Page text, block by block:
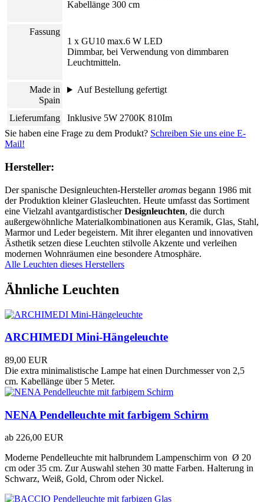
Kabellänge 300 cm
Fassung
1 x GU10 max.6 W LED
Dimmbar, bei Verwendung von dimmbaren
Leuchtmitteln.
Made in
Spain
Auf Bestellung gefertigt
Lieferumfang
Inklusive 5W 2700K 810Im
Sie haben eine Frage zu dem Produkt? Schreiben Sie uns eine E-
Mail!
Hersteller:
Der spanische Designleuchten-Herstelleraromas begann 1986 mit
der Produktion kleiner Glasleuchten. Heute umfasst das Sortiment
eine Vielzahl avantgardistischerDesignleuchten, die durch
außergewöhnliche Materialkombinationen aus Keramik, Glas, Stahl,
Marmor und Leder begeistern. Mit ihrer eleganten und innovativen
Ästhetik setzen diese Leuchten stilvolle Akzente und verleihen
modernen Wohnräumen eine besondere Atmosphäre.
Alle Leuchten dieses Herstellers
Ähnliche Leuchten
ARCHIMEDI Mini-Hängeleuchte
89,00 EUR
Die extra minimalistische Lampe hat einen Durchmesser von 2,5
cm. Kabellänge über 5 Meter.
NENA Pendelleuchte mit farbigem Schirm
ab 226,00 EUR
Moderne Pendelleuchte mit halbrundem Lampenschirm von Ø 20
cm oder 35 cm. Zur Auswahl stehen 30 matte Farben. Halterung in
Schwarz, Weiß, Gold, Chrom oder Nickel.